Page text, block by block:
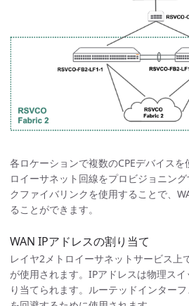
各ロケーションで複数のCPEデバイス
ロイーサネット回線をプロビジョニン
クファイバリンクを使用することで、
ることができます。
WAN IPアドレスの割り当て
レイヤ2メトロイーサネットサービス上
が使用されます。IPアドレスは物理ス
り当てられます。ルーテッドインター